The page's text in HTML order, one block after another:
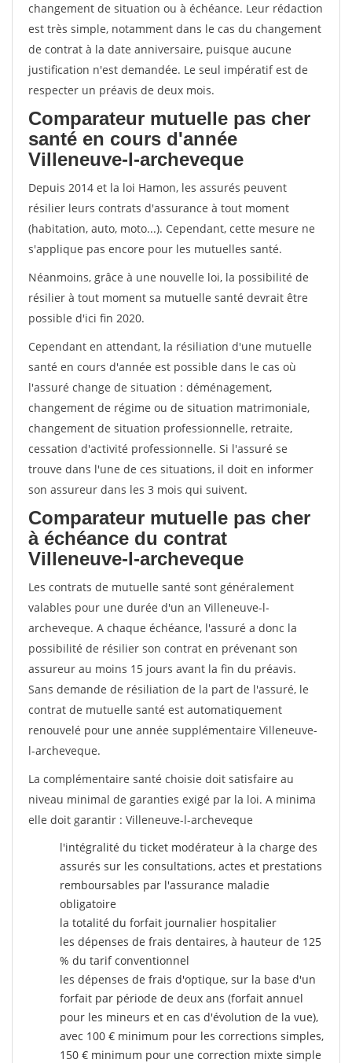
changement de situation ou à échéance. Leur rédaction
est très simple, notamment dans le cas du changement
de contrat à la date anniversaire, puisque aucune
justification n'est demandée. Le seul impératif est de
respecter un préavis de deux mois.
Comparateur mutuelle pas cher
santé en cours d'année
Villeneuve-l-archeveque
Depuis 2014 et la loi Hamon, les assurés peuvent
résilier leurs contrats d'assurance à tout moment
(habitation, auto, moto...). Cependant, cette mesure ne
s'applique pas encore pour les mutuelles santé.
Néanmoins, grâce à une nouvelle loi, la possibilité de
résilier à tout moment sa mutuelle santé devrait être
possible d'ici fin 2020.
Cependant en attendant, la résiliation d'une mutuelle
santé en cours d'année est possible dans le cas où
l'assuré change de situation : déménagement,
changement de régime ou de situation matrimoniale,
changement de situation professionnelle, retraite,
cessation d'activité professionnelle. Si l'assuré se
trouve dans l'une de ces situations, il doit en informer
son assureur dans les 3 mois qui suivent.
Comparateur mutuelle pas cher
à échéance du contrat
Villeneuve-l-archeveque
Les contrats de mutuelle santé sont généralement
valables pour une durée d'un an Villeneuve-l-
archeveque. A chaque échéance, l'assuré a donc la
possibilité de résilier son contrat en prévenant son
assureur au moins 15 jours avant la fin du préavis.
Sans demande de résiliation de la part de l'assuré, le
contrat de mutuelle santé est automatiquement
renouvelé pour une année supplémentaire Villeneuve-
l-archeveque.
La complémentaire santé choisie doit satisfaire au
niveau minimal de garanties exigé par la loi. A minima
elle doit garantir : Villeneuve-l-archeveque
l'intégralité du ticket modérateur à la charge des
assurés sur les consultations, actes et prestations
remboursables par l'assurance maladie
obligatoire
la totalité du forfait journalier hospitalier
les dépenses de frais dentaires, à hauteur de 125
% du tarif conventionnel
les dépenses de frais d'optique, sur la base d'un
forfait par période de deux ans (forfait annuel
pour les mineurs et en cas d'évolution de la vue),
avec 100 € minimum pour les corrections simples,
150 € minimum pour une correction mixte simple